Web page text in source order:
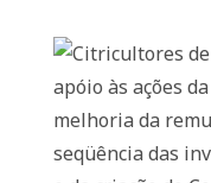
Citricultores
apóio às ações
melhoria da
seqüência das